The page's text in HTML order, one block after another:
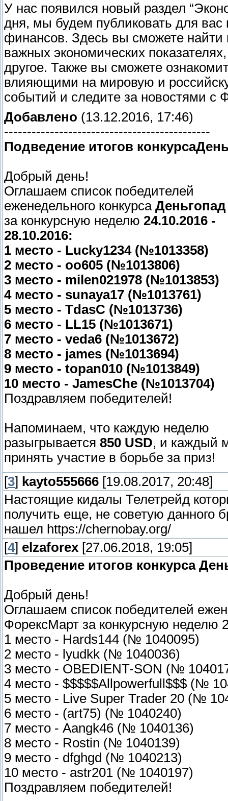
У нас появился новый раздел
дня, мы будем публиковать для
финансов. Здесь вы сможете
важных экономических
другое. Также вы сможете
влияющими на мировую и
событий и следите за новостями с
Добавлено (13.12.2016, 17:46)
---------------------------------------------
Подведение итогов
Добрый день!
Оглашаем список победителей
еженедельного конкурса Деньгопад
за конкурсную неделю 24.10.2016 -
28.10.2016:
1 место - Lucky1234 (№1013358)
2 место - oo605 (№1013806)
3 место - milen021978 (№1013853)
4 место - sunaya17 (№1013761)
5 место - TdasC (№1013736)
6 место - LL15 (№1013671)
7 место - veda6 (№1013672)
8 место - james (№1013694)
9 место - topan010 (№1013849)
10 место - JamesChe (№1013704)
Поздравляем победителей!
Напоминаем, что каждую неделю
разыгрывается 850 USD, и каждый
принять участие в борьбе за приз!
[3] kayto555666 [19.08.2017, 20:48]
Настоящие кидалы Телетрейд
получить еще, не советую данного
нашел https://chernobay.org/
[4] elzaforex [27.06.2018, 19:05]
Проведение итогов конкурса
Добрый день!
Оглашаем список победителей
ФорексМарт за конкурсную неделю
1 место - Hards144 (№ 1040095)
2 место - lyudkk (№ 1040036)
3 место - OBEDIENT-SON (№
4 место - $$$$$Allpowerfull$$$ (№
5 место - Live Super Trader 20 (№
6 место - (art75) (№ 1040240)
7 место - Aangk46 (№ 1040136)
8 место - Rostin (№ 1040139)
9 место - dfghgd (№ 1040213)
10 место - astr201 (№ 1040197)
Поздравляем победителей!